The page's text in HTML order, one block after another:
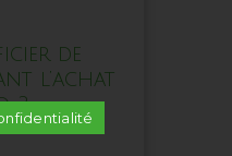
de
l’achat
?